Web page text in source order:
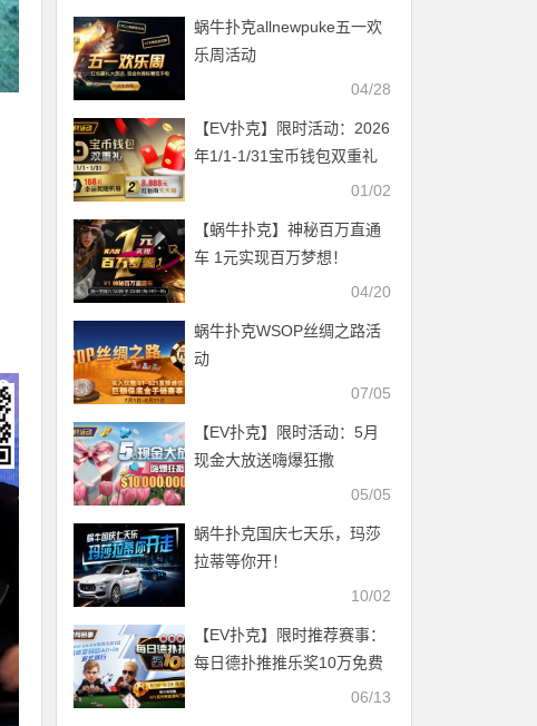
蜗牛扑克allnewpuke五一欢
乐周活动
04/28
【EV扑克】限时活动：2026
年1/1-1/31宝币钱包双重礼
01/02
【蜗牛扑克】神秘百万直通
车 1元实现百万梦想！
04/20
蜗牛扑克WSOP丝绸之路活
动
07/05
【EV扑克】限时活动：5月
现金大放送嗨爆狂撒
05/05
蜗牛扑克国庆七天乐，玛莎
拉蒂等你开！
10/02
【EV扑克】限时推荐赛事：
每日德扑推推乐奖10万免费
06/13